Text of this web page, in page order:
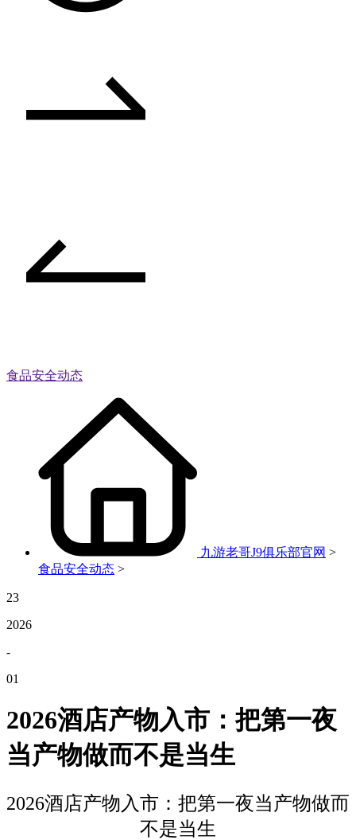
食品安全动态
九游老哥J9俱乐部官网 >
食品安全动态 >
23
2026
-
01
2026酒店产物入市：把第一夜
当产物做而不是当生
2026酒店产物入市：把第一夜当产物做而
不是当生